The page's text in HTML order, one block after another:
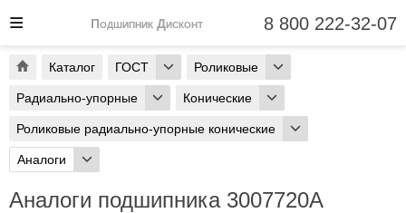
Каталог ГОСТ Роликовые
Радиально-упорные Конические
Роликовые радиально-упорные конические
Аналоги
Аналоги подшипника 3007720А
Подшипник Дисконт 8 800 222-32-07